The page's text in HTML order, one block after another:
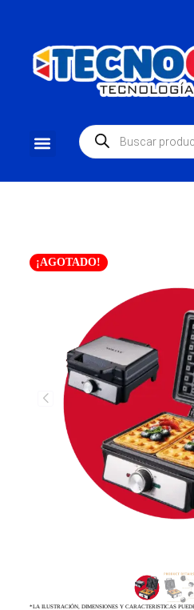
¡AGOTADO!
*LA ILUSTRACIÓN, DIMENSIONES Y CARACTERISTICAS